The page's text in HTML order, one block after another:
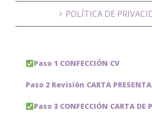
POLÍTICA DE
Paso 1 CONFECCIÓN CV
Paso 2 Revisión CARTA
Paso 3 CONFECCIÓN CARTA DE